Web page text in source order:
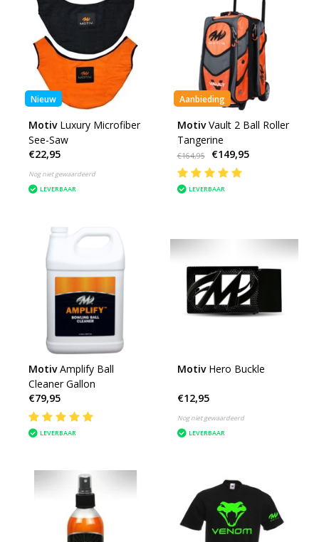
Nieuw
Motiv Luxury Microfiber
See-Saw
€22,95
Nog niet gewaardeerd
LEVERBAAR
Aanbieding
Motiv Vault 2 Ball Roller
Tangerine
€164,95 €149,95
LEVERBAAR
Motiv Amplify Ball
Cleaner Gallon
€79,95
LEVERBAAR
Motiv Hero Buckle
€12,95
Nog niet gewaardeerd
LEVERBAAR